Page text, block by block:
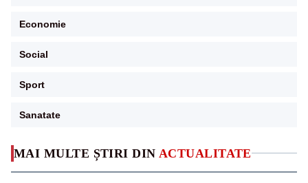
MAI MULTE ȘTIRI DIN ACTUALITATE
Economie
Social
Sport
Sanatate